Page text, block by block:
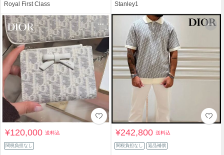
Royal First Class Stanley1
¥120,000送料込
関税負担なし
¥242,800送料込
関税負担なし 返品補償